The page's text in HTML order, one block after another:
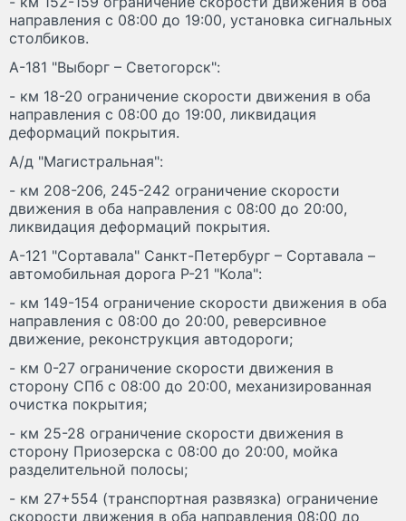
направления с 08:00 до 19:00, установка сигнальных
столбиков.
А-181 "Выборг – Светогорск":
- км 18-20 ограничение скорости движения в оба
направления с 08:00 до 19:00, ликвидация
деформаций покрытия.
А/д "Магистральная":
- км 208-206, 245-242 ограничение скорости
движения в оба направления с 08:00 до 20:00,
ликвидация деформаций покрытия.
А-121 "Сортавала" Санкт-Петербург – Сортавала –
автомобильная дорога Р-21 "Кола":
- км 149-154 ограничение скорости движения в оба
направления с 08:00 до 20:00, реверсивное
движение, реконструкция автодороги;
- км 0-27 ограничение скорости движения в
сторону СПб с 08:00 до 20:00, механизированная
очистка покрытия;
- км 25-28 ограничение скорости движения в
сторону Приозерска с 08:00 до 20:00, мойка
разделительной полосы;
- км 27+554 (транспортная развязка) ограничение
скорости движения в оба направления 08:00 до